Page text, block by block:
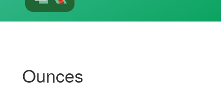
Ounces